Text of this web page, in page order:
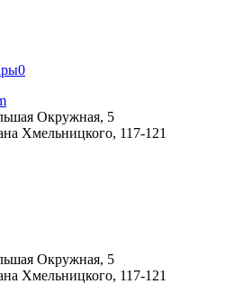
0
Окружная, 5
Хмельницкого, 117-121
Окружная, 5
Хмельницкого, 117-121